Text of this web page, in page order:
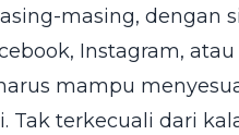
masing, dengan
Instagram,
mampu
Tak terkecuali dari